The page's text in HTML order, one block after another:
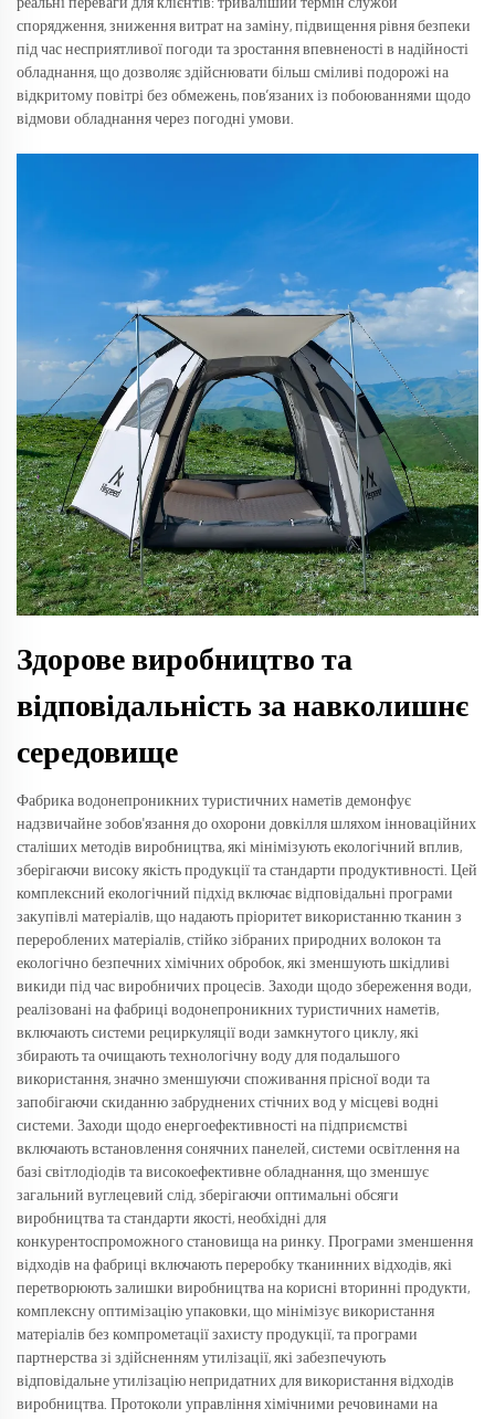
реальні переваги для клієнтів: триваліший термін служби
спорядження, зниження витрат на заміну, підвищення рівня безпеки
під час несприятливої погоди та зростання впевненості в надійності
обладнання, що дозволяє здійснювати більш сміливі подорожі на
відкритому повітрі без обмежень, пов’язаних із побоюваннями щодо
відмови обладнання через погодні умови.
Здорове виробництво та
відповідальність за навколишнє
середовище
Фабрика водонепроникних туристичних наметів демонфує
надзвичайне зобов'язання до охорони довкілля шляхом інноваційних
сталіших методів виробництва, які мінімізують екологічний вплив,
зберігаючи високу якість продукції та стандарти продуктивності. Цей
комплексний екологічний підхід включає відповідальні програми
закупівлі матеріалів, що надають пріоритет використанню тканин з
перероблених матеріалів, стійко зібраних природних волокон та
екологічно безпечних хімічних обробок, які зменшують шкідливі
викиди під час виробничих процесів. Заходи щодо збереження води,
реалізовані на фабриці водонепроникних туристичних наметів,
включають системи рециркуляції води замкнутого циклу, які
збирають та очищають технологічну воду для подальшого
використання, значно зменшуючи споживання прісної води та
запобігаючи скиданню забруднених стічних вод у місцеві водні
системи. Заходи щодо енергоефективності на підприємстві
включають встановлення сонячних панелей, системи освітлення на
базі світлодіодів та високоефективне обладнання, що зменшує
загальний вуглецевий слід, зберігаючи оптимальні обсяги
виробництва та стандарти якості, необхідні для
конкурентоспроможного становища на ринку. Програми зменшення
відходів на фабриці включають переробку тканинних відходів, які
перетворюють залишки виробництва на корисні вторинні продукти,
комплексну оптимізацію упаковки, що мінімізує використання
матеріалів без компрометації захисту продукції, та програми
партнерства зі здійсненням утилізації, які забезпечують
відповідальне утилізацію непридатних для використання відходів
виробництва. Протоколи управління хімічними речовинами на